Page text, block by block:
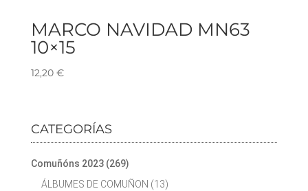
MARCO NAVIDAD MN63
10×15
12,20 €
CATEGORÍAS
Comuñóns 2023 (269)
ÁLBUMES DE COMUÑON (13)